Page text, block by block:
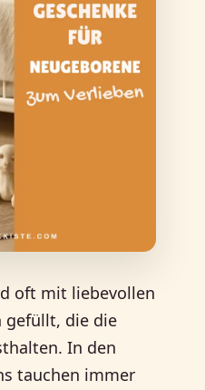
oft mit liebevollen
gefüllt, die die
In den
tauchen immer